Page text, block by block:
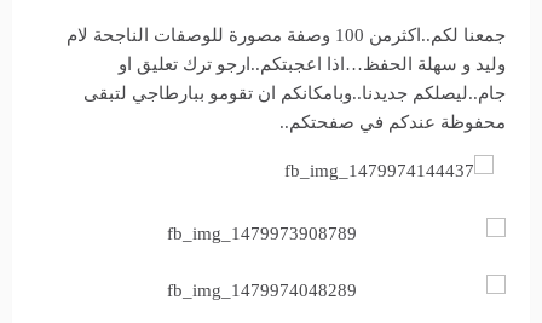
جمعنا لكم..اكثرمن 100 وصفة مصورة للوصفات الناجحة لام
وليد و سهلة الحفظ…اذا اعجبتكم..ارجو ترك تعليق او
جام..ليصلكم جديدنا..وبامكانكم ان تقومو ببارطاجي لتبقى
محفوظة عندكم في صفحتكم..